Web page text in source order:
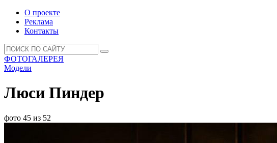
О проекте
Реклама
Контакты
ФОТОГАЛЕРЕЯ
Модели
Люси Пиндер
фото 45 из 52